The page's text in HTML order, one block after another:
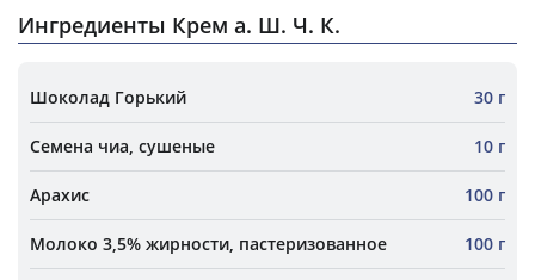
Ингредиенты Крем а. Ш. Ч. К.
Шоколад Горький 30 г
Семена чиа, сушеные 10 г
Арахис 100 г
Молоко 3,5% жирности, пастеризованное 100 г